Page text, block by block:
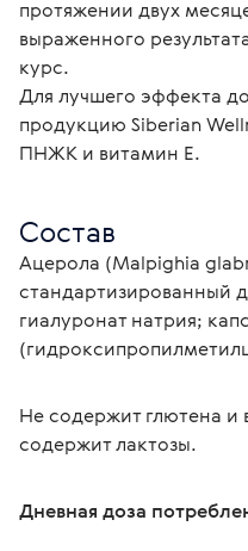
протяжении двух
выраженного
курс.
Для лучшего эффекта
продукцию Siberian
ПНЖК и витамин Е.
Состав
Ацерола (Malpighia
стандартизированный
гиалуронат натрия;
Не содержит глютена и
Дневная доза